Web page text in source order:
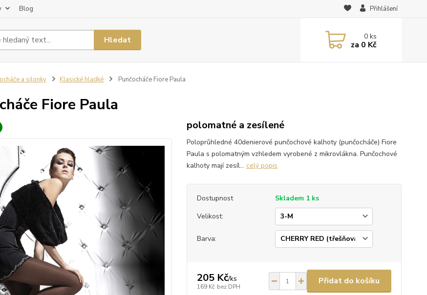
Blog Přihlášení
Hledat 0ks
za 0 Kč
a silonky Klasické hladké Punčocháče Fiore Paula
Fiore Paula
polomatné a zesílené
Poloprůhledné 40denierové punčochové kalhoty (punčocháče) Fiore
Paula s polomatným vzhledem vyrobené z mikrovlákna. Punčochové
kalhoty mají zesíl... celý popis
Dostupnost
Skladem 1 ks
Velikost:
Barva:
205 Kč/ks
169 Kč bez DPH
Přidat do košíku